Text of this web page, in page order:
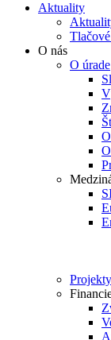
Aktuality
O nás
O úrade
Projekty